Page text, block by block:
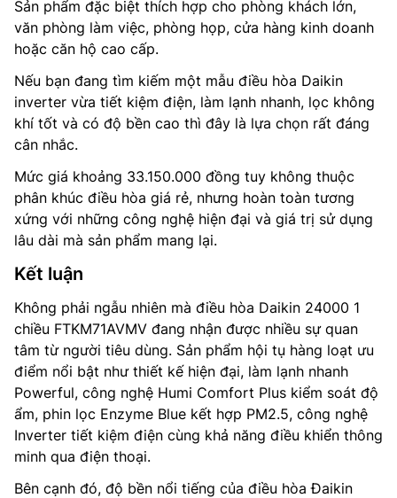
Sản phẩm đặc biệt thích hợp cho phòng khách lớn,
văn phòng làm việc, phòng họp, cửa hàng kinh doanh
hoặc căn hộ cao cấp.
Nếu bạn đang tìm kiếm một mẫu điều hòa Daikin
inverter vừa tiết kiệm điện, làm lạnh nhanh, lọc không
khí tốt và có độ bền cao thì đây là lựa chọn rất đáng
cân nhắc.
Mức giá khoảng 33.150.000 đồng tuy không thuộc
phân khúc điều hòa giá rẻ, nhưng hoàn toàn tương
xứng với những công nghệ hiện đại và giá trị sử dụng
lâu dài mà sản phẩm mang lại.
Kết luận
Không phải ngẫu nhiên mà điều hòa Daikin 24000 1
chiều FTKM71AVMV đang nhận được nhiều sự quan
tâm từ người tiêu dùng. Sản phẩm hội tụ hàng loạt ưu
điểm nổi bật như thiết kế hiện đại, làm lạnh nhanh
Powerful, công nghệ Humi Comfort Plus kiểm soát độ
ẩm, phin lọc Enzyme Blue kết hợp PM2.5, công nghệ
Inverter tiết kiệm điện cùng khả năng điều khiển thông
minh qua điện thoại.
Bên cạnh đó, độ bền nổi tiếng của điều hòa Đaikin